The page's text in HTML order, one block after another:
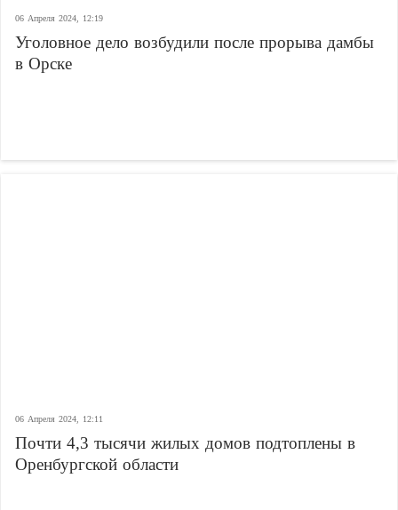
06 Апреля 2024, 12:19
Уголовное дело возбудили после прорыва дамбы
в Орске
06 Апреля 2024, 12:11
Почти 4,3 тысячи жилых домов подтоплены в
Оренбургской области